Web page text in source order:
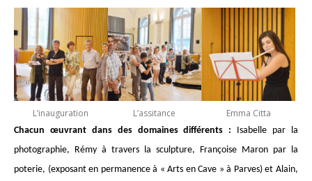
L’inauguration L’assitance Emma Citta
Chacun œuvrant dans des domaines différents : Isabelle par la
photographie, Rémy à travers la sculpture, Françoise Maron par la
poterie, (exposant en permanence à « Arts en Cave » à Parves) et Alain,